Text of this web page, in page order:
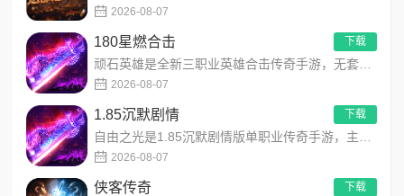
2026-08-07
180星燃合击
2026-08-07
下载
1.85沉默剧情
2026-08-07
下载
侠客传奇 下载